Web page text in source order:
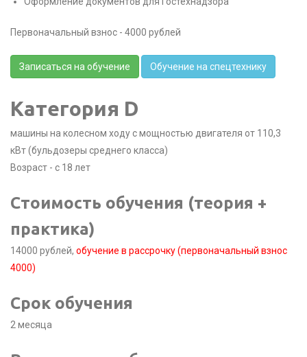
Первоначальный взнос - 4000 рублей
Записаться на обучение Обучение на спецтехнику
Категория D
машины на колесном ходу с мощностью двигателя от 110,3
кВт (бульдозеры среднего класса)
Возраст - с 18 лет
Стоимость обучения (теория +
практика)
14000 рублей, обучение в рассрочку (первоначальный взнос
4000)
Срок обучения
2 месяца